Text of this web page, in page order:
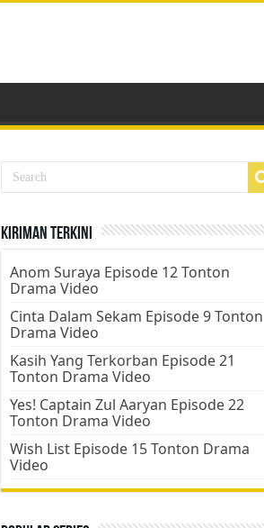
Kiriman Terkini
Anom Suraya Episode 12 Tonton
Drama Video
Cinta Dalam Sekam Episode 9 Tonton
Drama Video
Kasih Yang Terkorban Episode 21
Tonton Drama Video
Yes! Captain Zul Aaryan Episode 22
Tonton Drama Video
Wish List Episode 15 Tonton Drama
Video